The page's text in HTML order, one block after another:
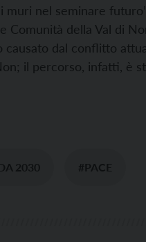
nel seminare
Comunità della Val di
causato dal conflitto
il percorso, infatti, è
2030 #PACE